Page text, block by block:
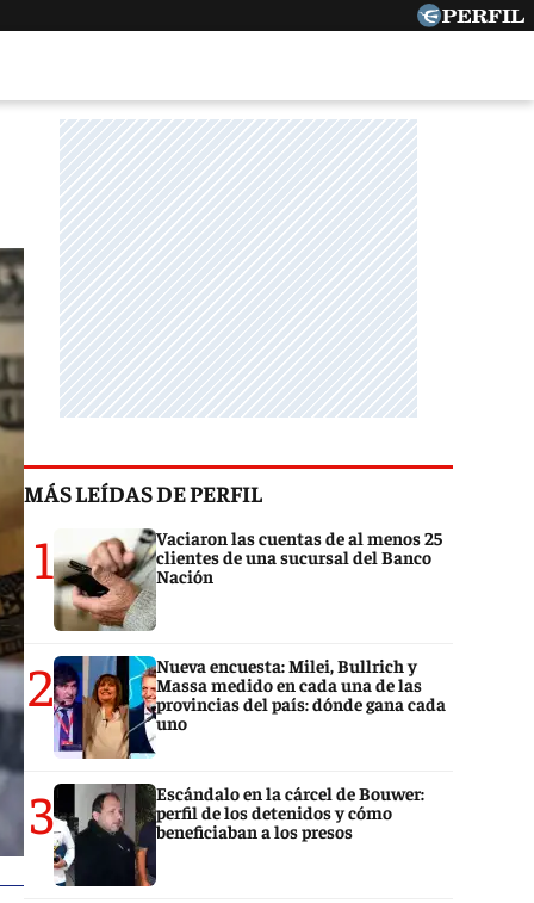
MÁS LEÍDAS DE PERFIL
1
Vaciaron las cuentas de al menos 25
clientes de una sucursal del Banco
Nación
2
Nueva encuesta: Milei, Bullrich y
Massa medido en cada una de las
provincias del país: dónde gana cada
uno
3
Escándalo en la cárcel de Bouwer:
perfil de los detenidos y cómo
beneficiaban a los presos